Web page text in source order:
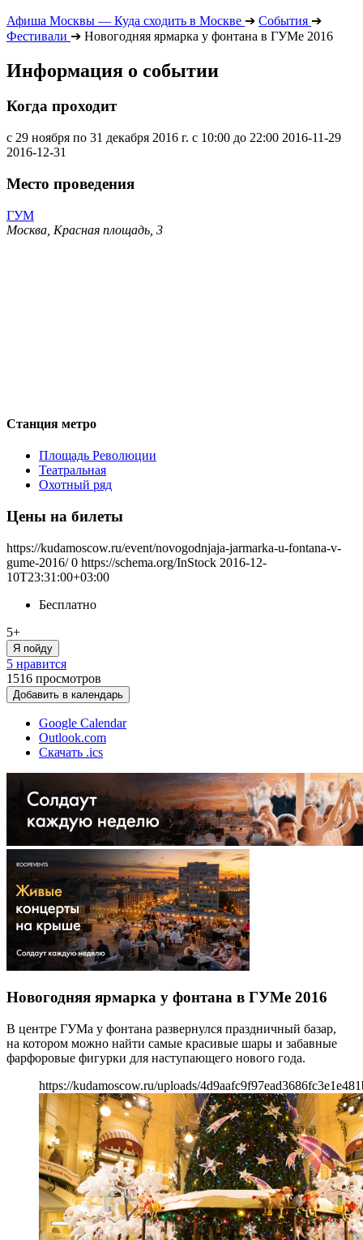
Афиша Москвы — Куда сходить в Москве ➔ События ➔
Фестивали ➔ Новогодняя ярмарка у фонтана в ГУМе 2016
Информация о событии
Когда проходит
с 29 ноября по 31 декабря 2016 г. с 10:00 до 22:00 2016-11-29
2016-12-31
Место проведения
ГУМ
Москва, Красная площадь, 3
Станция метро
Площадь Революции
Театральная
Охотный ряд
Цены на билеты
https://kudamoscow.ru/event/novogodnjaja-jarmarka-u-fontana-v-
gume-2016/ 0 https://schema.org/InStock 2016-12-
10T23:31:00+03:00
Бесплатно
5+
Я пойду
5 нравится
1516 просмотров
Добавить в календарь
Google Calendar
Outlook.com
Скачать .ics
Новогодняя ярмарка у фонтана в ГУМе 2016
В центре ГУМа у фонтана развернулся праздничный базар,
на котором можно найти самые красивые шары и забавные
фарфоровые фигурки для наступающего нового года.
https://kudamoscow.ru/uploads/